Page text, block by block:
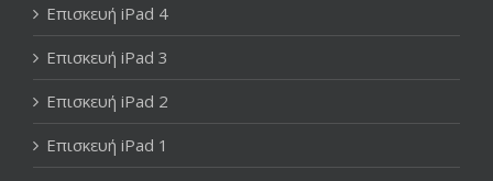
Επισκευή iPad 4
Επισκευή iPad 3
Επισκευή iPad 2
Επισκευή iPad 1